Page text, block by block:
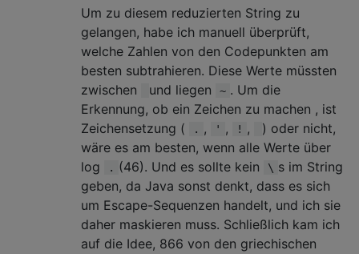
Um zu diesem reduzierten String zu
gelangen, habe ich manuell überprüft,
welche Zahlen von den Codepunkten am
besten subtrahieren. Diese Werte müssten
zwischen
und liegen ~ . Um die
Erkennung, ob ein Zeichen zu machen , ist
Zeichensetzung (
. , ' , ! ,
) oder nicht,
wäre es am besten, wenn alle Werte über
log
. (46). Und es sollte kein \ s im String
geben, da Java sonst denkt, dass es sich
um Escape-Sequenzen handelt, und ich sie
daher maskieren muss. Schließlich kam ich
auf die Idee, 866 von den griechischen